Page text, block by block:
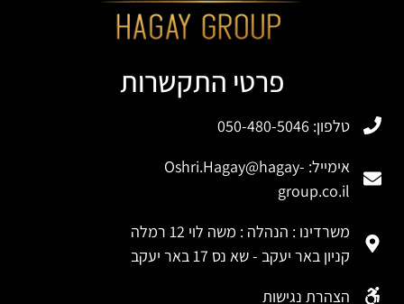
פרטי התקשרות
טלפון: 050-480-5046
אימייל:Oshri.Hagay@hagay-
group.co.il
משרדינו : הנהלה : משה לוי 12 רמלה
קניון באר יעקב - שא נס 17 באר יעקב
הצהרת נגישות